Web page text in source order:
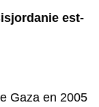
est-
Gaza en 2005